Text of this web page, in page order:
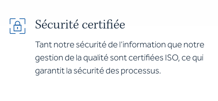
Sécurité certifiée
Tant notre sécurité de l’information que notre
gestion de la qualité sont certifiées ISO, ce qui
garantit la sécurité des processus.